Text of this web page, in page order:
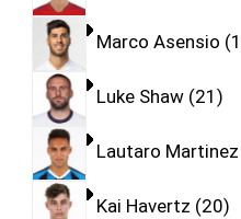
Marco Asensio
Luke Shaw 21
Lautaro Martinez
Kai Havertz 20